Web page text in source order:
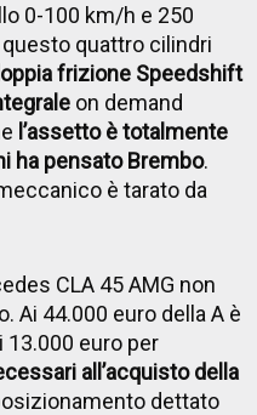
0-100 km/h e 250
quattro cilindri
frizione Speedshift
on demand
l’assetto è totalmente
ha pensato Brembo.
è tarato da
CLA 45 AMG non
Ai 44.000 euro della A è
13.000 euro per
all’acquisto della
dettato